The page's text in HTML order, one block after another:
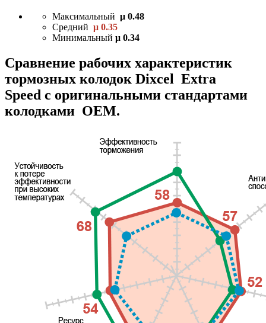
Максимальный μ 0.48
Средний μ 0.35
Минимальный μ 0.34
Сравнение рабочих характеристик
тормозных колодок Dixcel Extra
Speed с оригинальными стандартами
колодками OEM.